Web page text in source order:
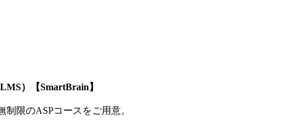
）【SmartBrain】
制限のASPコースをご用意。